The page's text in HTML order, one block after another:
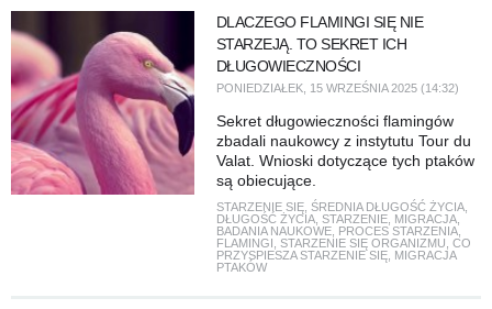
DLACZEGO FLAMINGI SIĘ NIE
STARZEJĄ. TO SEKRET ICH
DŁUGOWIECZNOŚCI
PONIEDZIAŁEK, 15 WRZEŚNIA 2025 (14:32)
Sekret długowieczności flamingów
zbadali naukowcy z instytutu Tour du
Valat. Wnioski dotyczące tych ptaków
są obiecujące.
STARZENIE SIĘ, ŚREDNIA DŁUGOŚĆ ŻYCIA,
DŁUGOŚĆ ŻYCIA, STARZENIE, MIGRACJA,
BADANIA NAUKOWE, PROCES STARZENIA,
FLAMINGI STARZENIE SIĘ ORGANIZMU CO
PRZYSPIESZA STARZENIE SIĘ, MIGRACJA
PTAKÓW